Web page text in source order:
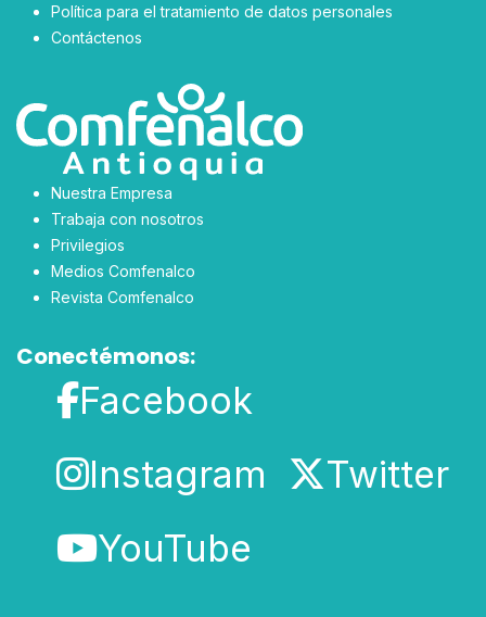
Política para el tratamiento de datos personales
Contáctenos
Nuestra Empresa
Trabaja con nosotros
Privilegios
Medios Comfenalco
Revista Comfenalco
Conectémonos:
Facebook
Instagram
Twitter
YouTube